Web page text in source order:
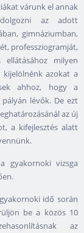
várunk el annak
az adott
gimnáziumban,
professziogramját,
milyen
kijelölnénk azokat a
ahhoz, hogy a
lévők. De ezt
az új
a kifejlesztés alatt
gyakornoki vizsga
idő során
be a közös 10
az